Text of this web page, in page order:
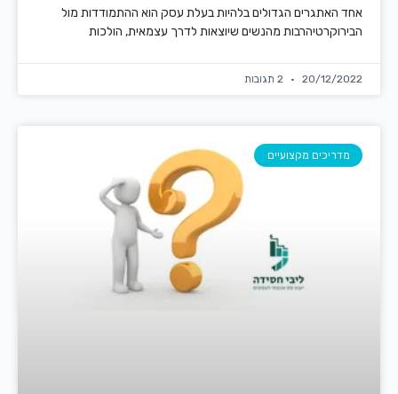
אחד האתגרים הגדולים בלהיות בעלת עסק הוא ההתמודדות מול
הבירוקרטיהרבות מהנשים שיוצאות לדרך עצמאית, הולכות
20/12/2022 2 תגובות
מדריכים מקצועיים